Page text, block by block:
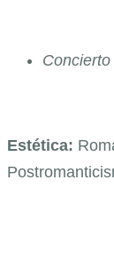
Estética: